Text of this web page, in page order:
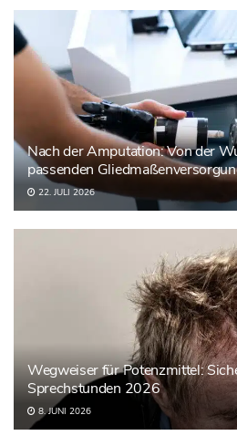
Nach der Amputation: Von der
passenden
22. JULI 2026
Wegweiser für Potenzmittel:
Sprechstunden 2026
8. JUNI 2026